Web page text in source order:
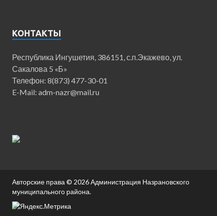
КОНТАКТЫ
Республика Ингушетия, 386151, с.п.Экажево, ул.
Сакалова 5 «Б»
Телефон: 8(873) 477-30-01
E-Mail: adm-nazr@mail.ru
Авторские права © 2026Администрация Назрановского
муниципального района.